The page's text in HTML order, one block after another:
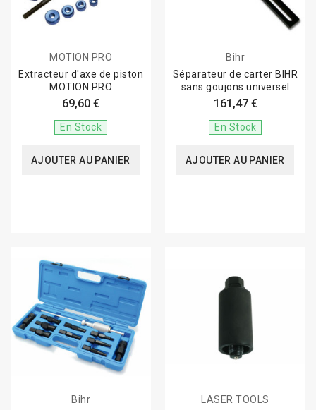
MOTION PRO
Extracteur d'axe de piston
MOTION PRO
69,60 €
En Stock
AJOUTER AU PANIER
Bihr
Séparateur de carter BIHR
sans goujons universel
161,47 €
En Stock
AJOUTER AU PANIER
Bihr
LASER TOOLS